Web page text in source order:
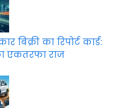
बिक्री का रिपोर्ट कार्ड:
एकतरफा राज